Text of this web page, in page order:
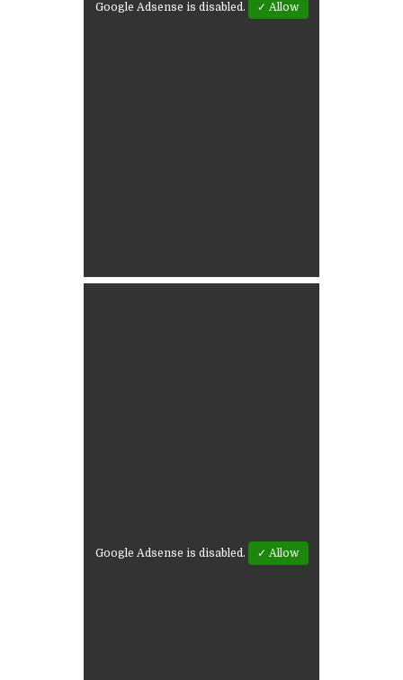
Google Adsense is disabled. ✓ Allow
Google Adsense is disabled. ✓ Allow